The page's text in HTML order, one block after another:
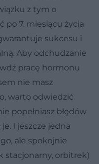
z tym o
po 7. miesiącu życia
sukcesu i
Aby odchudzanie
pracę hormonu
nie masz
warto odwiedzić
popełniasz błędów
I jeszcze jedna
ale spokojnie
stacjonarny, orbitrek)